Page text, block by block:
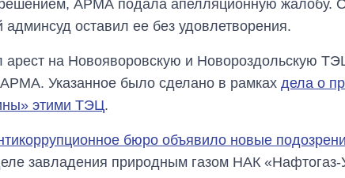
АРМА подала апелляционную жалобу.
оставил ее без удовлетворения.
арест на Новояворовскую и Новороздольскую
Указанное было сделано в рамках дела о
этими ТЭЦ.
бюро объявило новые
завладения природным газом НАК «Нафтогаз-